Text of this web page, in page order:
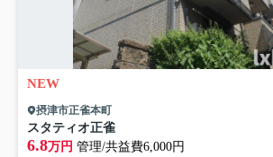
NEW
摂津市正雀本町
スタティオ正雀
6.8万円 管理/共益費6,000円